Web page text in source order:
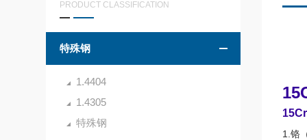
PRODUCT CLASSIFICATION
特殊钢
1.4404
1.4305
特殊钢
1.铬